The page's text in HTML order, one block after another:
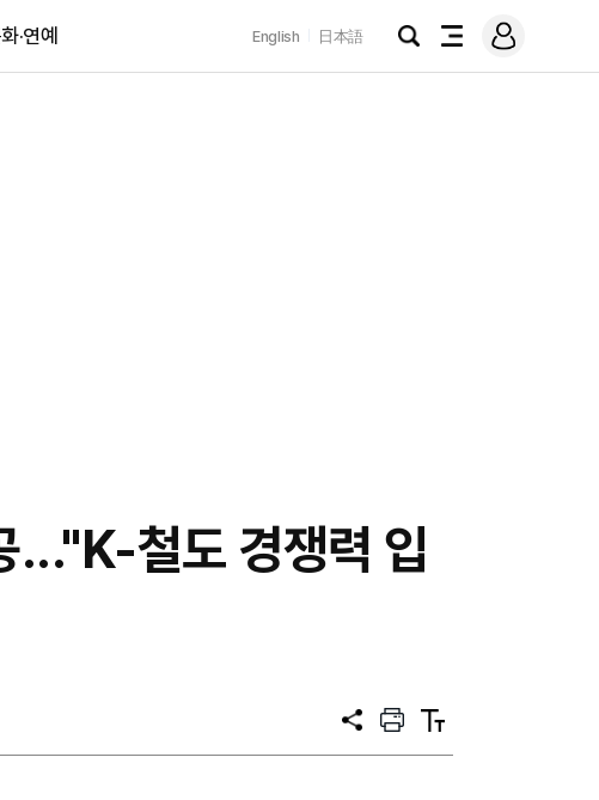
·연예 English 日本語
검
전
메
그
철도 경쟁력 입
공
프
트
텍
트